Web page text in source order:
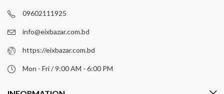
09602111925
info@eixbazar.com.bd
https://eixbazar.com.bd
Mon - Fri / 9:00 AM - 6:00 PM